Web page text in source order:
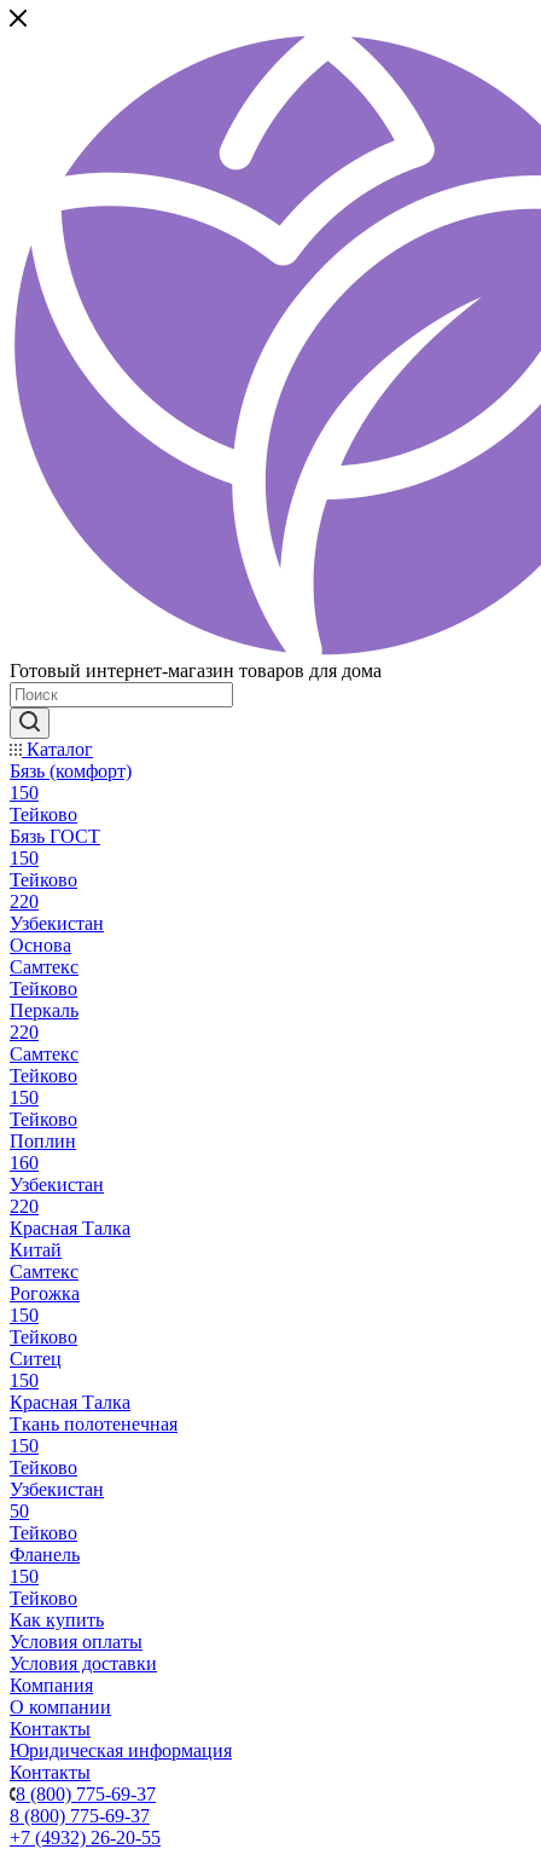
Готовый интернет-магазин товаров для дома
Каталог
Бязь (комфорт)
150
Тейково
Бязь ГОСТ
150
Тейково
220
Узбекистан
Основа
Самтекс
Тейково
Перкаль
220
Самтекс
Тейково
150
Тейково
Поплин
160
Узбекистан
220
Красная Талка
Китай
Самтекс
Рогожка
150
Тейково
Ситец
150
Красная Талка
Ткань полотенечная
150
Тейково
Узбекистан
50
Тейково
Фланель
150
Тейково
Как купить
Условия оплаты
Условия доставки
Компания
О компании
Контакты
Юридическая информация
Контакты
8 (800) 775-69-37
8 (800) 775-69-37
+7 (4932) 26-20-55